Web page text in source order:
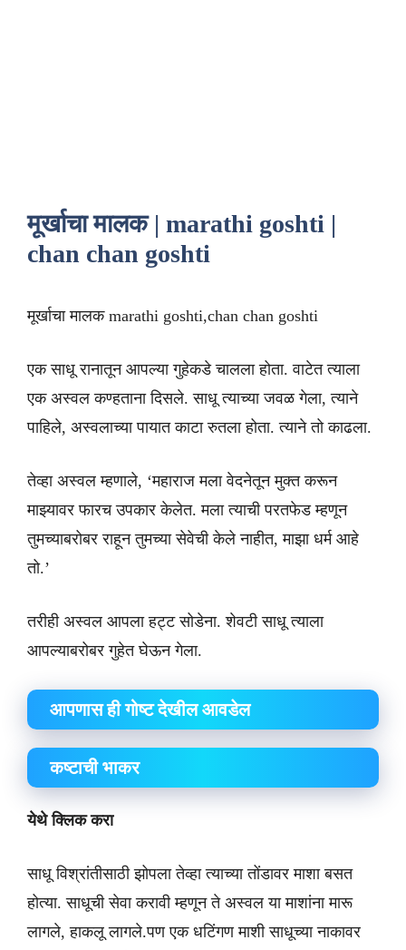
मूर्खाचा मालक | marathi goshti |
chan chan goshti
मूर्खाचा मालक marathi goshti,chan chan goshti
एक साधू रानातून आपल्या गुहेकडे चालला होता. वाटेत त्याला
एक अस्वल कण्हताना दिसले. साधू त्याच्या जवळ गेला, त्याने
पाहिले, अस्वलाच्या पायात काटा रुतला होता. त्याने तो काढला.
तेव्हा अस्वल म्हणाले, ‘महाराज मला वेदनेतून मुक्त करून
माझ्यावर फारच उपकार केलेत. मला त्याची परतफेड म्हणून
तुमच्याबरोबर राहून तुमच्या सेवेची केले नाहीत, माझा धर्म आहे
तो.’
तरीही अस्वल आपला हट्ट सोडेना. शेवटी साधू त्याला
आपल्याबरोबर गुहेत घेऊन गेला.
आपणास ही गोष्ट देखील आवडेल
कष्टाची भाकर
येथे क्लिक करा
साधू विश्रांतीसाठी झोपला तेव्हा त्याच्या तोंडावर माशा बसत
होत्या. साधूची सेवा करावी म्हणून ते अस्वल या माशांना मारू
लागले, हाकलू लागले.पण एक धटिंगण माशी साधूच्या नाकावर